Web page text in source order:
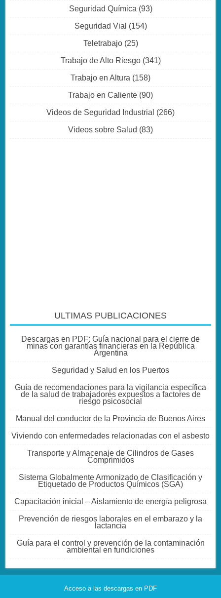
Seguridad Química (93)
Seguridad Vial (154)
Teletrabajo(25)
Trabajo de Alto Riesgo(341)
Trabajo en Altura (158)
Trabajo en Caliente (90)
Videos de Seguridad Industrial (266)
Videos sobre Salud (83)
ULTIMAS PUBLICACIONES
Descargas en PDF: Guía nacional para el cierre de
minas con garantías financieras en la República
Argentina
Seguridad y Salud en los Puertos
Guía de recomendaciones para la vigilancia específica
de la salud de trabajadores expuestos a factores de
riesgo psicosocial
Manual del conductor de la Provincia de Buenos Aires
Viviendo con enfermedades relacionadas con el asbesto
Transporte y Almacenaje de Cilindros de Gases
Comprimidos
Sistema Globalmente Armonizado de Clasificación y
Etiquetado de Productos Químicos (SGA)
Capacitación inicial – Aislamiento de energía peligrosa
Prevención de riesgos laborales en el embarazo y la
lactancia
Guía para el control y prevención de la contaminación
ambiental en fundiciones
Acceso a las descargas en PDF